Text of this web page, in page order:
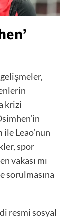
krizi
ile Leao’nun
spor
vakası mı
sorulmasına
resmi sosyal